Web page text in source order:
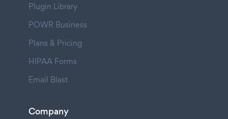
Plugin Library
POWR Business
Plans & Pricing
HIPAA Forms
Email Blast
Company